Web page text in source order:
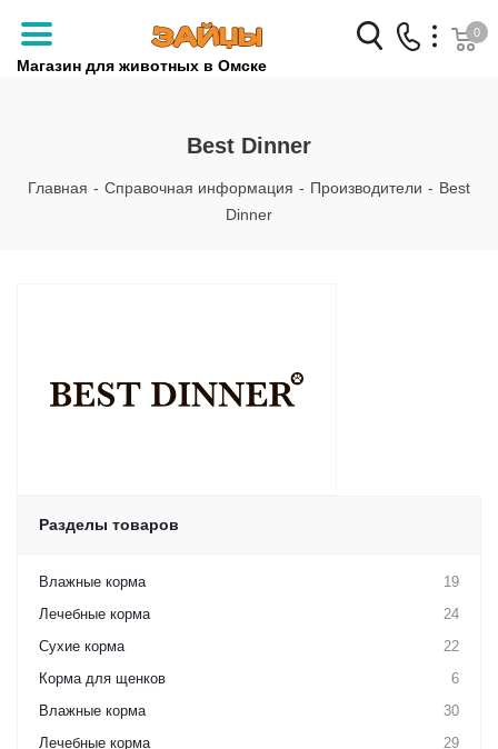
Магазин для животных в Омске
Заказать звонок
+7 (3812) 79-04-04
+7 (950) 959-88-32
0
Best Dinner
Главная - Справочная информация - Производители - Best
Dinner
Разделы товаров
Влажные корма
19
Лечебные корма
24
Сухие корма
22
Корма для щенков
6
Влажные корма
30
Лечебные корма
29